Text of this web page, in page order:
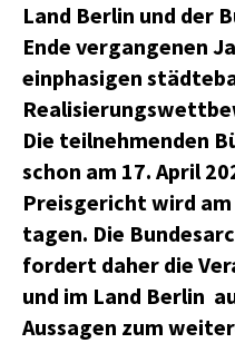
Land Berlin und der
Ende vergangenen
einphasigen
Die teilnehmenden
schon am 17. April
Preisgericht wird am
tagen. Die
fordert daher die
und im Land Berlin
Aussagen zum